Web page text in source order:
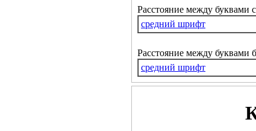
Расстояние между буквами
средний шрифт
Расстояние между буквами
средний шрифт